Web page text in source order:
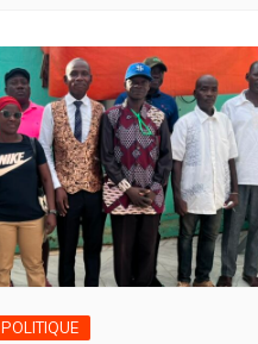
POLITIQUE